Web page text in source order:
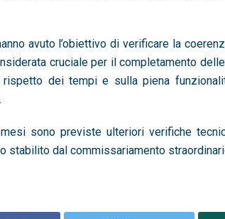
avuto l’obiettivo di verificare la
cruciale per il completamento
dei tempi e sulla piena
sono previste ulteriori verifiche
stabilito dal commissariamento